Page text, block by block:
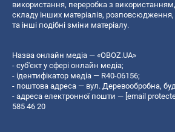
використання, переробка з
складу інших матеріалів,
та інші подібні зміни матеріалу.
Назва онлайн медіа — «OBOZ.UA»
- суб'єкт у сфері онлайн медіа;
- ідентифікатор медіа — R40-06156;
- поштова адреса — вул. Деревообробна,
- адреса електронної пошти — [email
585 46 20